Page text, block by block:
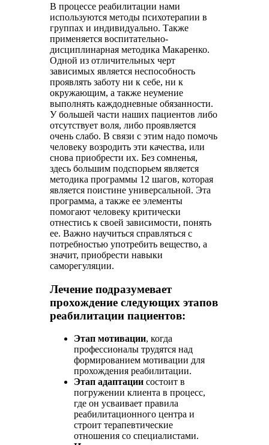
В процессе реабилитации нами
используются методы психотерапии в
группах и индивидуально. Также
применяется воспитательно-
дисциплинарная методика Макаренко.
Одной из отличительных черт
зависимых является неспособность
проявлять заботу ни к себе, ни к
окружающим, а также неумение
выполнять каждодневные обязанности.
У большей части наших пациентов либо
отсутствует воля, либо проявляется
очень слабо. В связи с этим надо помочь
человеку возродить эти качества, или
снова приобрести их. Без сомненья,
здесь большим подспорьем является
методика программы 12 шагов, которая
является поистине универсальной. Эта
программа, а также ее элементы
помогают человеку критически
отнестись к своей зависимости, понять
ее. Важно научиться справляться с
потребностью употребить вещество, а
значит, приобрести навыки
саморегуляции.
Лечение подразумевает
прохождение следующих этапов
реабилитации пациентов:
Этап мотивации, когда
профессионалы трудятся над
формированием мотивации для
прохождения реабилитации.
Этап адаптации состоит в
погружении клиента в процесс,
где он усваивает правила
реабилитационного центра и
строит терапевтические
отношения со специалистами.